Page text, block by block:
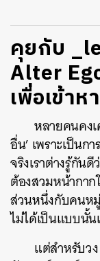
คุยกับ
Alter
เพื่อเข้าห
หลายคนคง
อื่น’ เพราะเป็นก
จริงเราต่างรู้กัน
ต้องสวมหน้ากาก
ส่วนหนึ่งกับคนห
ไม่ได้เป็นแบบนั้
แต่สำหรับว